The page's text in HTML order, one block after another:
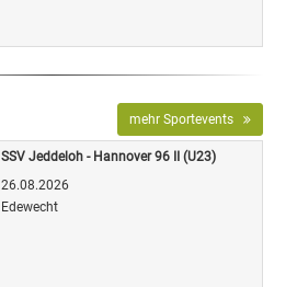
mehr Sportevents
SSV Jeddeloh - Hannover 96 II (U23)
26.08.2026
Edewecht